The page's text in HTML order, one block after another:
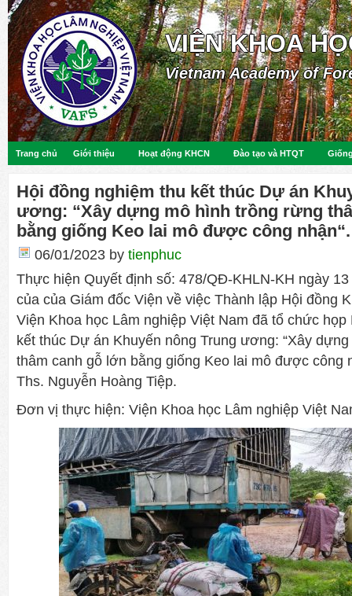
VIỆN KHOA
Vietnam Academy of
Trang chủ Giới thiệu Hoạt động KHCN Đào tạo và HTQT
Hội đồng nghiệm thu kết thúc Dự án
ương: “Xây dựng mô hình trồng rừng
bằng giống Keo lai mô được công nhận“.
06/01/2023 by tienphuc
Thực hiện Quyết định số: 478/QĐ-KHLN-KH ngày
của của Giám đốc Viện về việc Thành lập Hội đồng
Viện Khoa học Lâm nghiệp Việt Nam đã tổ chức họp
kết thúc Dự án Khuyến nông Trung ương: “Xây
thâm canh gỗ lớn bằng giống Keo lai mô được công
Ths. Nguyễn Hoàng Tiệp.
Đơn vị thực hiện: Viện Khoa học Lâm nghiệp Việt